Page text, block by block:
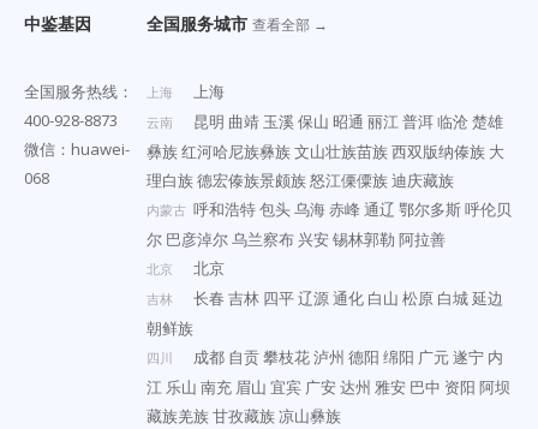
中鉴基因
全国服务热线：
400-928-8873
微信：huawei-
068
全国服务城市 查看全部 →
上海 上海
云南 昆明 曲靖 玉溪保山 昭通 丽江普洱临沧楚雄
彝族红河哈尼族彝族文山壮族苗族西双版纳傣族 大
理白族德宏傣族景颇族怒江傈僳族迪庆藏族
内蒙古 呼和浩特包头乌海赤峰通辽 鄂尔多斯呼伦贝
尔 巴彦淖尔乌兰察布 兴安锡林郭勒 阿拉善
北京 北京
吉林 长春 吉林 四平辽源通化 白山 松原 白城延边
朝鲜族
四川 成都 自贡攀枝花泸州 德阳 绵阳 广元遂宁 内
江 乐山 南充 眉山 宜宾 广安达州 雅安 巴中 资阳 阿坝
藏族羌族甘孜藏族凉山彝族